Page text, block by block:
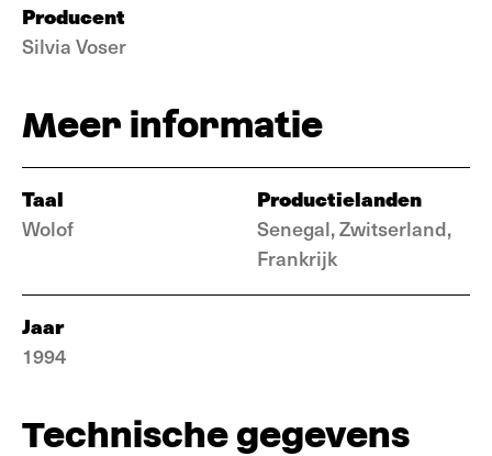
Producent
Silvia Voser
Meer informatie
Taal
Wolof
Productielanden
Senegal, Zwitserland,
Frankrijk
Jaar
1994
Technische gegevens